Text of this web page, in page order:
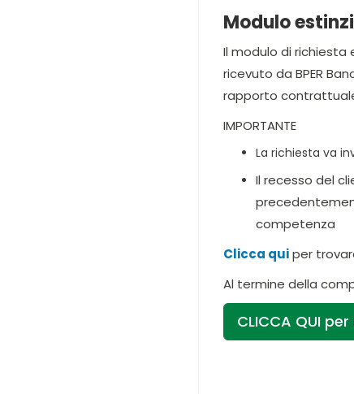
Modulo
Il modulo di richiesta
ricevuto da BPER
rapporto
IMPORTANTE
La richiesta va
Il recesso del
competenza
Clicca quiper
Al termine della
CLICCA QUI